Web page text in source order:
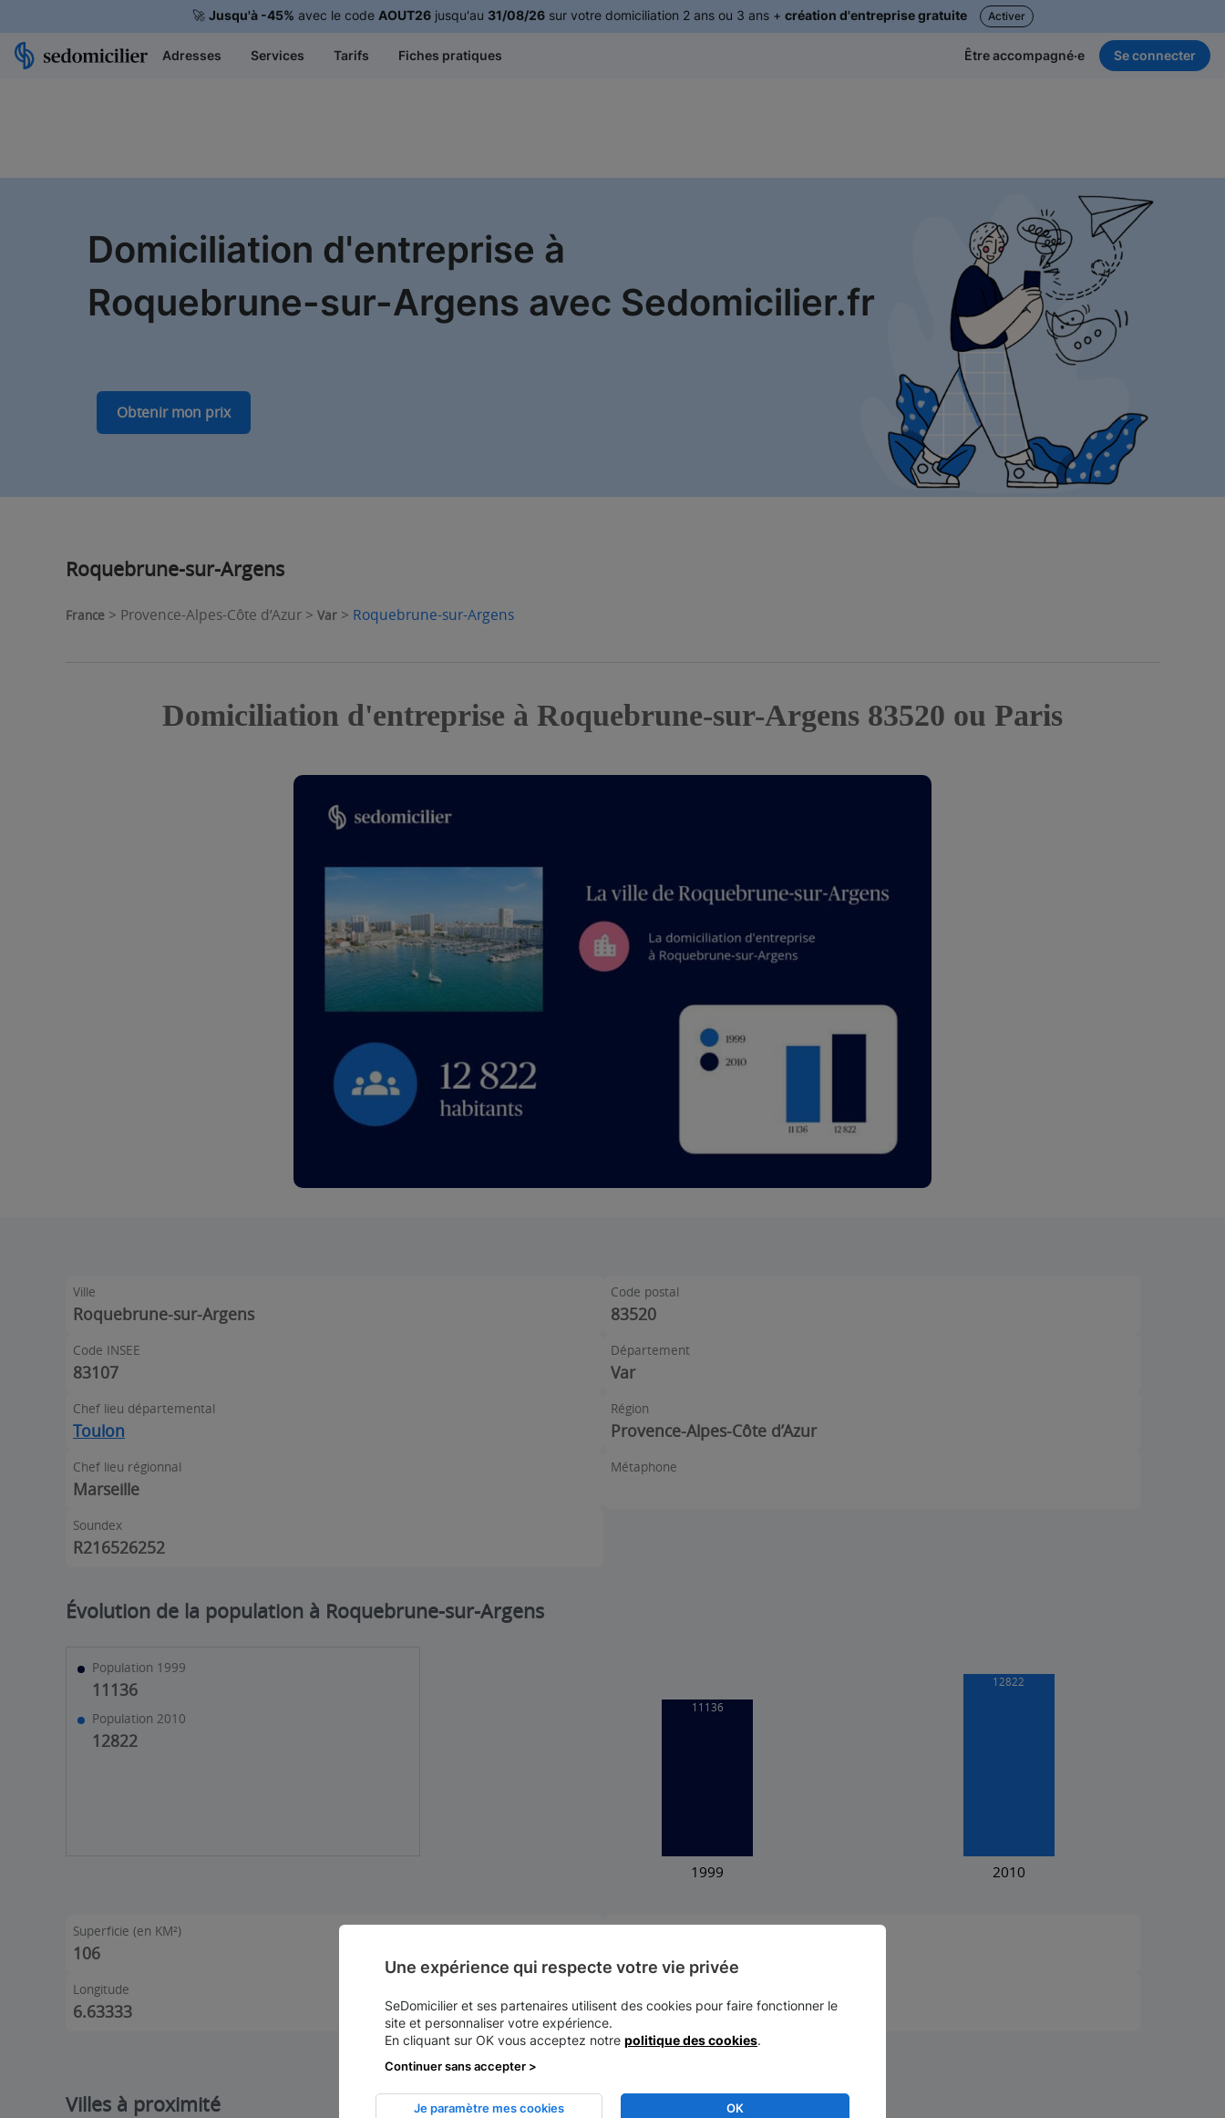
🚀 Jusqu'à -45% avec le code AOUT26jusqu'au 31/08/26sur votre domiciliation 2 ans ou 3 ans + création d'entreprise gratuite Activer
Adresses Services Tarifs Fiches pratiques Être accompagné·e Se connecter
Domiciliation d'entreprise à
Roquebrune-sur-Argens avec Sedomicilier.fr
Obtenir mon prix
Roquebrune-sur-Argens
France > Provence-Alpes-Côte d’Azur > Var > Roquebrune-sur-Argens
Domiciliation d'entreprise à Roquebrune-sur-Argens 83520 ou Paris
Ville
Roquebrune-sur-Argens
Code postal
83520
Code INSEE
83107
Département
Var
Chef lieu départemental
Toulon
Région
Provence-Alpes-Côte d’Azur
Chef lieu régionnal
Marseille
Métaphone
Soundex
R216526252
Évolution de la population à Roquebrune-sur-Argens
Population 1999
11136
Population 2010
12822
Superficie (en KM²)
106
Longitude
6.63333 43.4333
Villes à proximité
Une expérience qui respecte votre vie privée
SeDomicilier et ses partenaires utilisent des cookies pour faire fonctionner le
site et personnaliser votre expérience.
En cliquant sur OK vous acceptez notre politique des cookies.
OK
Je paramètre mes cookies
Continuer sans accepter >